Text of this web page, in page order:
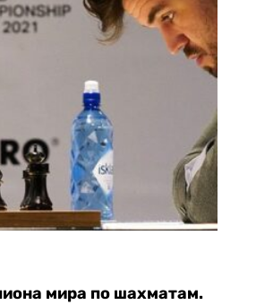
мира по шахматам.